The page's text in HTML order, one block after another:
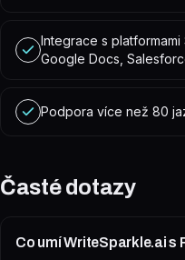
Integrace s platformami
Google Docs,
Podpora více než 80
Časté dotazy
Co umí WriteSparkle.ai s